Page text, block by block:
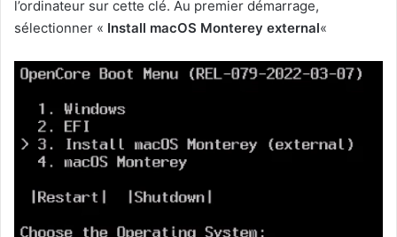
l’ordinateur sur cette clé. Au premier démarrage,
sélectionner « Install macOS Monterey external«